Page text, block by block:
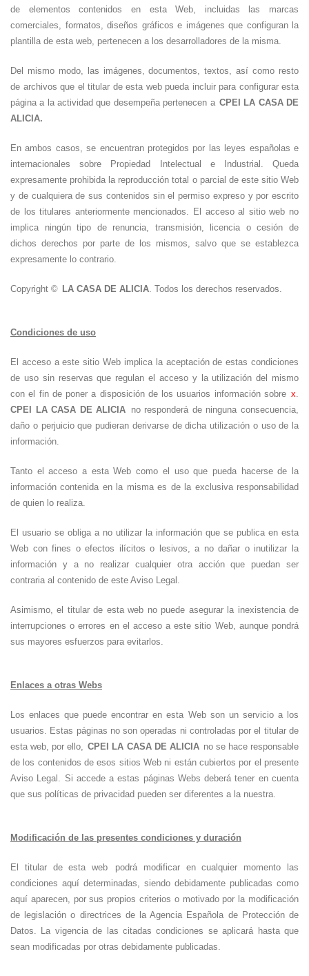
de elementos contenidos en esta Web, incluidas las marcas
comerciales, formatos, diseños gráficos e imágenes que configuran la
plantilla de esta web, pertenecen a los desarrolladores de la misma.
Del mismo modo, las imágenes, documentos, textos, así como resto
de archivos que el titular de esta web pueda incluir para configurar esta
página a la actividad que desempeña pertenecen a CPEI LA CASA DE
ALICIA.
En ambos casos, se encuentran protegidos por las leyes españolas e
internacionales sobre Propiedad Intelectual e Industrial. Queda
expresamente prohibida la reproducción total o parcial de este sitio Web
y de cualquiera de sus contenidos sin el permiso expreso y por escrito
de los titulares anteriormente mencionados. El acceso al sitio web no
implica ningún tipo de renuncia, transmisión, licencia o cesión de
dichos derechos por parte de los mismos, salvo que se establezca
expresamente lo contrario.
Copyright © LA CASA DE ALICIA. Todos los derechos reservados.
Condiciones de uso
El acceso a este sitio Web implica la aceptación de estas condiciones
de uso sin reservas que regulan el acceso y la utilización del mismo
con el fin de poner a disposición de los usuarios información sobre x.
CPEI LA CASA DE ALICIA no responderá de ninguna consecuencia,
daño o perjuicio que pudieran derivarse de dicha utilización o uso de la
información.
Tanto el acceso a esta Web como el uso que pueda hacerse de la
información contenida en la misma es de la exclusiva responsabilidad
de quien lo realiza.
El usuario se obliga a no utilizar la información que se publica en esta
Web con fines o efectos ilícitos o lesivos, a no dañar o inutilizar la
información y a no realizar cualquier otra acción que puedan ser
contraria al contenido de este Aviso Legal.
Asimismo, el titular de esta web no puede asegurar la inexistencia de
interrupciones o errores en el acceso a este sitio Web, aunque pondrá
sus mayores esfuerzos para evitarlos.
Enlaces a otras Webs
Los enlaces que puede encontrar en esta Web son un servicio a los
usuarios. Estas páginas no son operadas ni controladas por el titular de
esta web, por ello, CPEI LA CASA DE ALICIA no se hace responsable
de los contenidos de esos sitios Web ni están cubiertos por el presente
Aviso Legal. Si accede a estas páginas Webs deberá tener en cuenta
que sus políticas de privacidad pueden ser diferentes a la nuestra.
Modificación de las presentes condiciones y duración
El titular de esta web
podrá modificar en cualquier momento las
condiciones aquí determinadas, siendo debidamente publicadas como
aquí aparecen, por sus propios criterios o motivado por la modificación
de legislación o directrices de la Agencia Española de Protección de
Datos. La vigencia de las citadas condiciones se aplicará hasta que
sean modificadas por otras debidamente publicadas.